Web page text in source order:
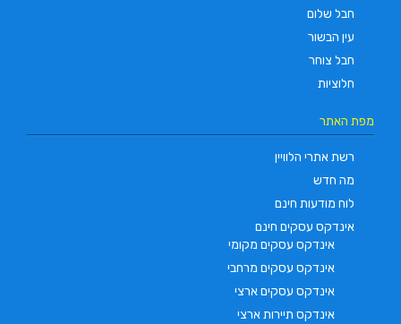
חבל שלום
עין הבשור
חבל צוחר
חלוציות
מפת האתר
רשת אתרי הלוויין
מה חדש
לוח מודעות חינם
אינדקס עסקים חינם
אינדקס עסקים מקומי
אינדקס עסקים מרחבי
אינדקס עסקים ארצי
אינדקס תיירות ארצי